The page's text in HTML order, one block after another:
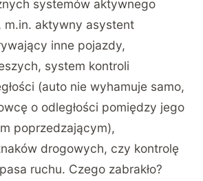
systemów aktywnego
m.in. aktywny asystent
inne pojazdy,
system kontroli
(auto nie wyhamuje samo,
o odległości pomiędzy jego
poprzedzającym),
drogowych, czy kontrolę
ruchu. Czego zabrakło?